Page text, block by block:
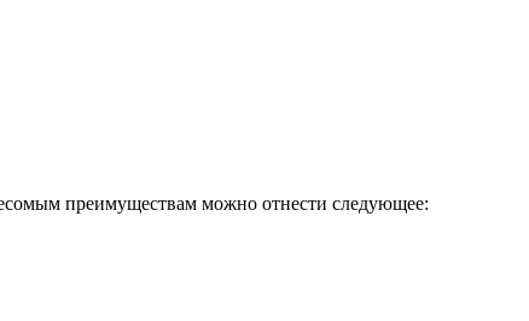
преимуществам можно отнести следующее: